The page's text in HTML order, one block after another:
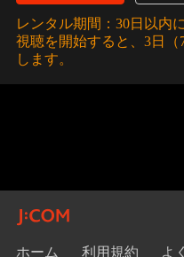
レンタル期間：30日以内
視聴を開始すると、3日
します。
ホーム 利用規約 よ